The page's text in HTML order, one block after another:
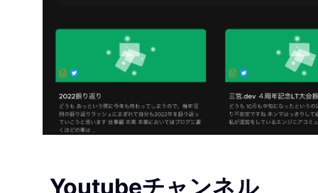
Youtubeチャンネル